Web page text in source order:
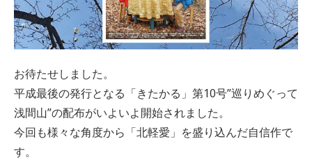
お待たせしました。
平成最後の発行となる「きたかる」第10号”巡りめぐって
浅間山”の配布がいよいよ開始されました。
今回も様々な角度から「北軽愛」を盛り込んだ自信作で
す。